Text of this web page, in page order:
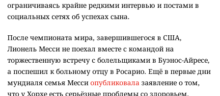
ограничиваясь крайне редкими интервью и постами в
социальных сетях об успехах сына.
После чемпионата мира, завершившегося в США,
Лионель Месси не поехал вместе с командой на
торжественную встречу с болельщиками в Буэнос-Айресе,
а поспешил к больному отцу в Росарио. Ещё в первые дни
мундиаля семья Месси опубликовала заявление о том,
что у Хорхе есть серьёзные проблемы со здоровьем.